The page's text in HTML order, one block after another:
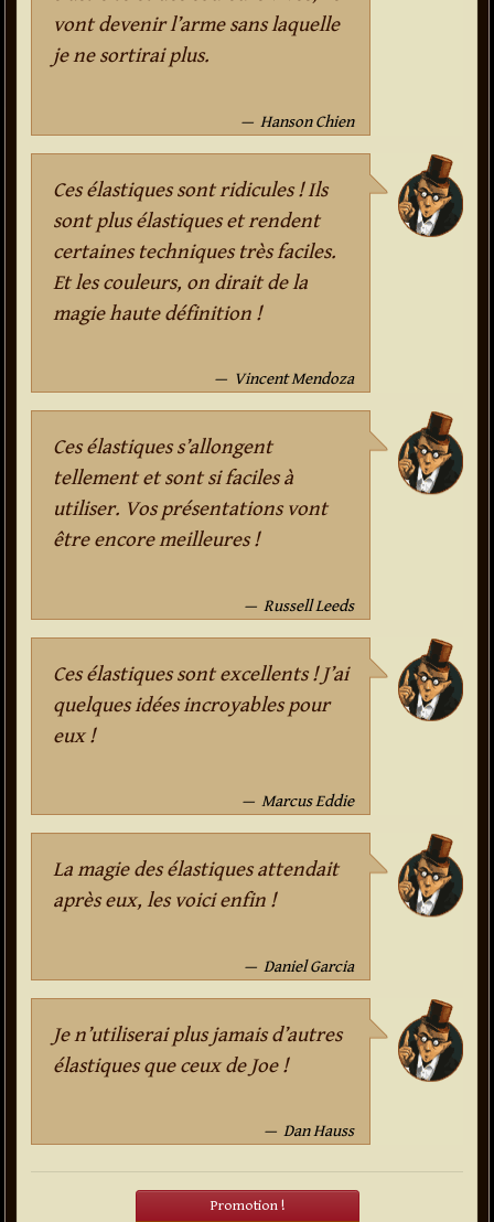
vont devenir l’arme sans laquelle
je ne sortirai plus.
Hanson Chien
Ces élastiques sont ridicules ! Ils
sont plus élastiques et rendent
certaines techniques très faciles.
Et les couleurs, on dirait de la
magie haute définition !
Vincent Mendoza
Ces élastiques s’allongent
tellement et sont si faciles à
utiliser. Vos présentations vont
être encore meilleures !
Russell Leeds
Ces élastiques sont excellents ! J’ai
quelques idées incroyables pour
eux !
Marcus Eddie
La magie des élastiques attendait
après eux, les voici enfin !
Daniel Garcia
Je n’utiliserai plus jamais d’autres
élastiques que ceux de Joe !
Dan Hauss
Promotion !